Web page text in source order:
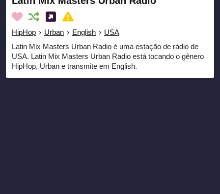
HipHop › Urban › English › USA
Latin Mix Masters Urban Radio é uma estação de rádio de
USA. Latin Mix Masters Urban Radio está tocando o gênero
HipHop, Urban e transmite em English.